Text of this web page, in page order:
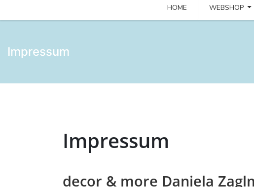
HOME WEBSHOP
Impressum
Impressum
decor & more Daniela